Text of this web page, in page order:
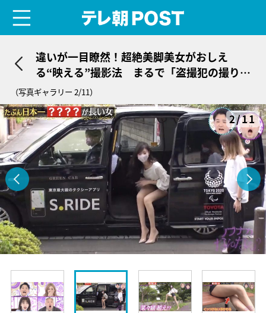
違いが一目瞭然！超絶美脚美女がおしえ
る“映える”撮影法 まるで「盗撮犯の撮り
方」
（写真ギャラリー 2/11）
2/11